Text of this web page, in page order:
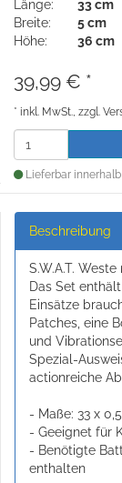
Länge:
33 cm
Breite:
5 cm
Höhe:
36 cm
39,99 € *
* inkl. MwSt., zzgl.
Lieferbar innerhalb
Beschreibung
S.W.A.T.
Das Set
Einsätze
Patches, eine
und
Spezial-
actionreiche
- Maße: 33 x
- Geeignet für
- Benötigte
enthalten